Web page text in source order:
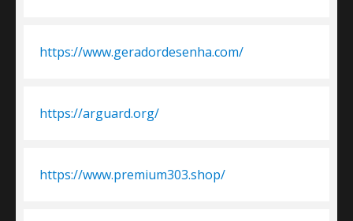
https://www.geradordesenha.com/
https://arguard.org/
https://www.premium303.shop/